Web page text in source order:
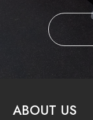
ABOUT US